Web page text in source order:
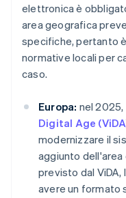
elettronica è
area geografica
specifiche, pertanto
normative locali per
caso.
Europa: nel 2025,
Digital Age
modernizzare il
aggiunto
previsto dal
avere un formato